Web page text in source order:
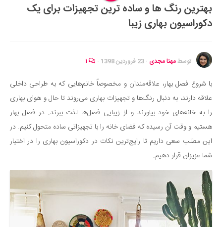
ایران گردی
جهان گردی
موفقیت و مهارت‌های فردی
تغذیه سالم
بهداشت
بیماری و درمان
کودک و مادر
ورزش و تندرستی
مراکز پزشکی و دارویی
فرهنگ و هنر
بهترین رنگ ها و ساده ترین تجهیزات برای یک
دکوراسیون بهاری زیبا
توسطمهتا مجدی · 23 فروردین 1398 ·
با شروع فصل بهار، علاقه‌مندان و مخصوصاً خانم‌هایی که به طراحی داخلی
علاقه دارند، به دنبال رنگ‌ها و تجهیزات بهاری می‌روند تا حال و هوای بهاری
را به خانه‌های خود بیاورند و از زیبایی فصل‌ها لذت ببرند. در فصل بهار
هستیم و وقت آن رسیده که فضای خانه را با تجهیزاتی ساده متحول کنیم. در
این مطلب سعی داریم تا رایج‌ترین نکات در دکوراسیون بهاری را در اختیار
شما عزیزان قرار دهیم.